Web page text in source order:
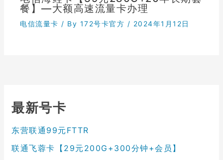
餐】—大额高速流量卡办理
电信流量卡 / By 172号卡官方 / 2024年1月12日
最新号卡
东营联通99元FTTR
联通飞蓉卡【29元200G+300分钟+会员】